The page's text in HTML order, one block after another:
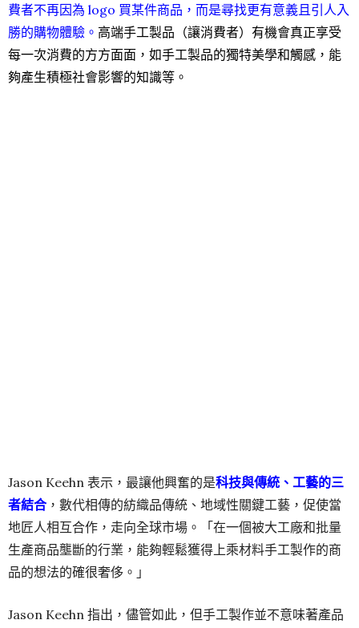
費者不再因為 logo 買某件商品，而是尋找更有意義且引人入
勝的購物體驗。 高端手工製品（讓消費者）有機會真正享受
每一次消費的方方面面，如手工製品的獨特美學和觸感，能
夠產生積極社會影響的知識等。
Jason Keehn 表示，最讓他興奮的是科技與傳統、工藝的三
者結合 ，數代相傳的紡織品傳統、地域性關鍵工藝，促使當
地匠人相互合作，走向全球市場。「在一個被大工廠和批量
生產商品壟斷的行業，能夠輕鬆獲得上乘材料手工製作的商
品的想法的確很奢侈。」
Jason Keehn 指出，儘管如此，但手工製作並不意味著產品